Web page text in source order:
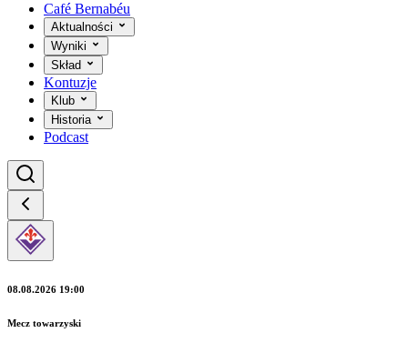
Café Bernabéu
Aktualności
Wyniki
Skład
Kontuzje
Klub
Historia
Podcast
08.08.2026 19:00
Mecz towarzyski